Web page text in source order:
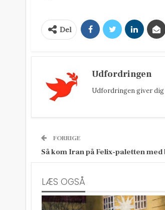
Del
Udfordringen
Udfordringen giver dig
FORRIGE
Så kom Iran på Felix-paletten
LÆS OGSÅ